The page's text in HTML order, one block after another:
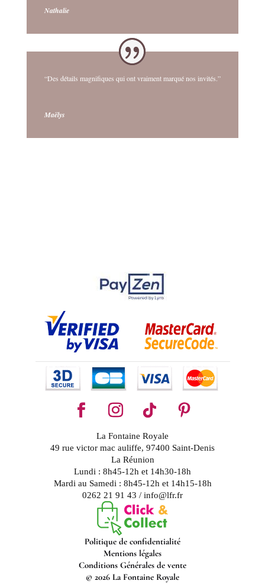
Nathalie
“Des détails magnifiques qui ont vraiment marqué nos invités.”
Maëlys
La Fontaine Royale
49 rue victor mac auliffe, 97400 Saint-Denis
La Réunion
Lundi : 8h45-12h et 14h30-18h
Mardi au Samedi : 8h45-12h et 14h15-18h
0262 21 91 43 / info@lfr.fr
Politique de confidentialité
Mentions légales
Conditions Générales de vente
© 2026 La Fontaine Royale